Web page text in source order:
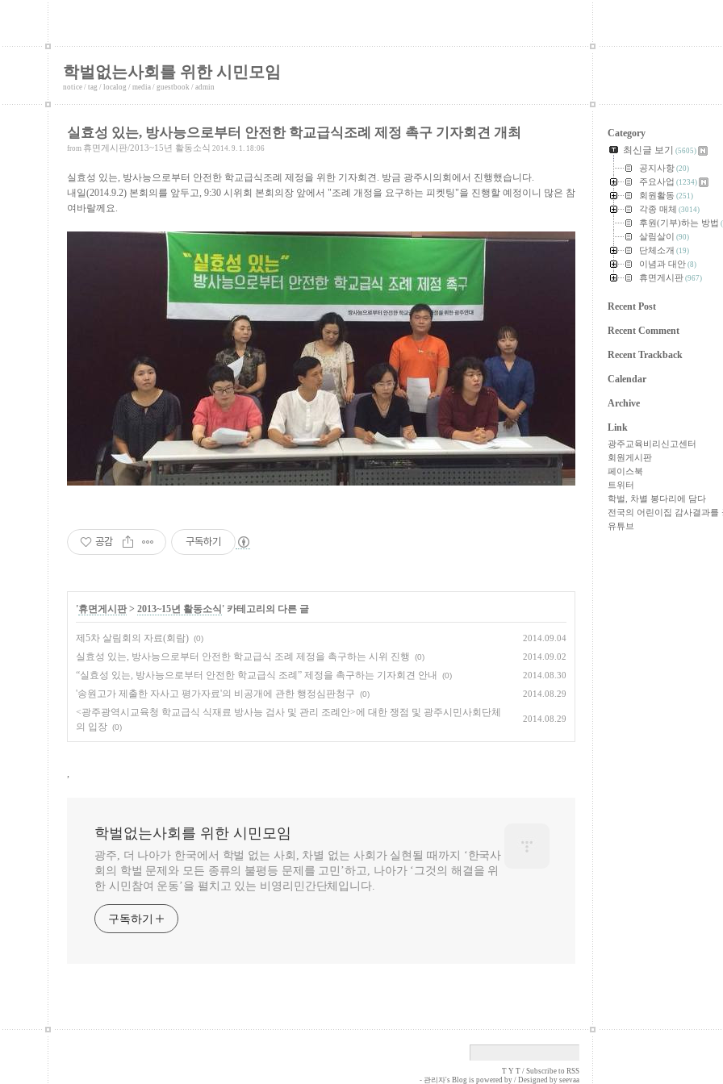
학벌없는사회를 위한 시민모임
notice / tag / localog / media / guestbook / admin
실효성 있는, 방사능으로부터 안전한 학교급식조례 제정 촉구 기자회견 개최
from 휴면게시판/2013~15년 활동소식 2014. 9. 1. 18:06
실효성 있는, 방사능으로부터 안전한 학교급식조례 제정을 위한 기자회견. 방금 광주시의회에서 진행했습니다.
내일(2014.9.2) 본회의를 앞두고, 9:30 시위회 본회의장 앞에서 "조례 개정을 요구하는 피켓팅"을 진행할 예정이니 많은 참
여바랄께요.
공감 구독하기
'휴면게시판 > 2013~15년 활동소식 ' 카테고리의 다른 글
제5차 살림회의 자료(회람) (0) 2014.09.04
실효성 있는, 방사능으로부터 안전한 학교급식 조례 제정을 촉구하는 시위 진행 (0) 2014.09.02
“실효성 있는, 방사능으로부터 안전한 학교급식 조례” 제정을 촉구하는 기자회견 안내 (0) 2014.08.30
'송원고가 제출한 자사고 평가자료'의 비공개에 관한 행정심판청구 (0) 2014.08.29
<광주광역시교육청 학교급식 식재료 방사능 검사 및 관리 조례안>에 대한 쟁점 및 광주시민사회단체
의 입장 (0)
2014.08.29
,
학벌없는사회를 위한 시민모임
광주, 더 나아가 한국에서 학벌 없는 사회, 차별 없는 사회가 실현될 때까지 ‘한국사
회의 학벌 문제와 모든 종류의 불평등 문제를 고민’하고, 나아가 ‘그것의 해결을 위
한 시민참여 운동’을 펼치고 있는 비영리민간단체입니다.
구독하기
Category
최신글 보기
(5605)
공지사항 (20)
주요사업 (1234)
회원활동 (251)
각종 매체 (3014)
후원(기부)하는 방법
살림살이 (90)
단체소개 (19)
이념과 대안 (8)
휴면게시판 (967)
Recent Post
Recent Comment
Recent Trackback
Calendar
Archive
Link
광주교육비리신고센터
회원게시판
페이스북
트위터
학벌, 차별 봉다리에 담다
전국의 어린이집 감사결과를
유튜브
T Y T / Subscribe to RSS
- 관리자's Blog is powered by / Designed by seevaa